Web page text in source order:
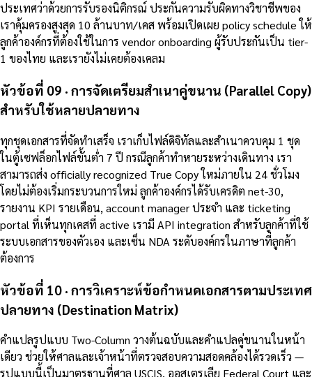
ประเทศว่าด้วยการรับรองนิติกรณ์ ประกันความรับผิดทางวิชาชีพของ
เราคุ้มครองสูงสุด 10 ล้านบาท/เคส พร้อมเปิดเผย policy schedule ให้
ลูกค้าองค์กรที่ต้องใช้ในการ vendor onboarding ผู้รับประกันเป็น tier-
1 ของไทย และเรายังไม่เคยต้องเคลม
หัวข้อที่ 09 · การจัดเตรียมสำเนาคู่ขนาน (Parallel Copy)
สำหรับใช้หลายปลายทาง
ทุกชุดเอกสารที่จัดทำเสร็จ เราเก็บไฟล์ดิจิทัลและสำเนาควบคุม 1 ชุด
ในตู้เซฟล็อกไฟล์ขั้นต่ำ 7 ปี กรณีลูกค้าทำหายระหว่างเดินทาง เรา
สามารถส่ง officially recognized True Copy ใหม่ภายใน 24 ชั่วโมง
โดยไม่ต้องเริ่มกระบวนการใหม่ ลูกค้าองค์กรได้รับเครดิต net-30,
รายงาน KPI รายเดือน, account manager ประจำ และ ticketing
portal ที่เห็นทุกเคสที่ active เรามี API integration สำหรับลูกค้าที่ใช้
ระบบเอกสารของตัวเอง และเซ็น NDA ระดับองค์กรในภาษาที่ลูกค้า
ต้องการ
หัวข้อที่ 10 · การวิเคราะห์ข้อกำหนดเอกสารตามประเทศ
ปลายทาง (Destination Matrix)
คำแปลรูปแบบ Two-Column วางต้นฉบับและคำแปลคู่ขนานในหน้า
เดียว ช่วยให้ศาลและเจ้าหน้าที่ตรวจสอบความสอดคล้องได้รวดเร็ว —
รูปแบบนี้เป็นมาตรฐานที่ศาล USCIS, ออสเตรเลีย Federal Court และ